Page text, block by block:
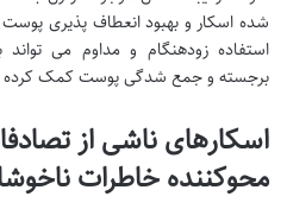
شده اسکار و بهبود انعطاف پذیری
استفاده زودهنگام و مداوم می
برجسته و جمع شدگی پوست کمک کرده و
اسکارهای ناشی از
محوکننده خاطرات